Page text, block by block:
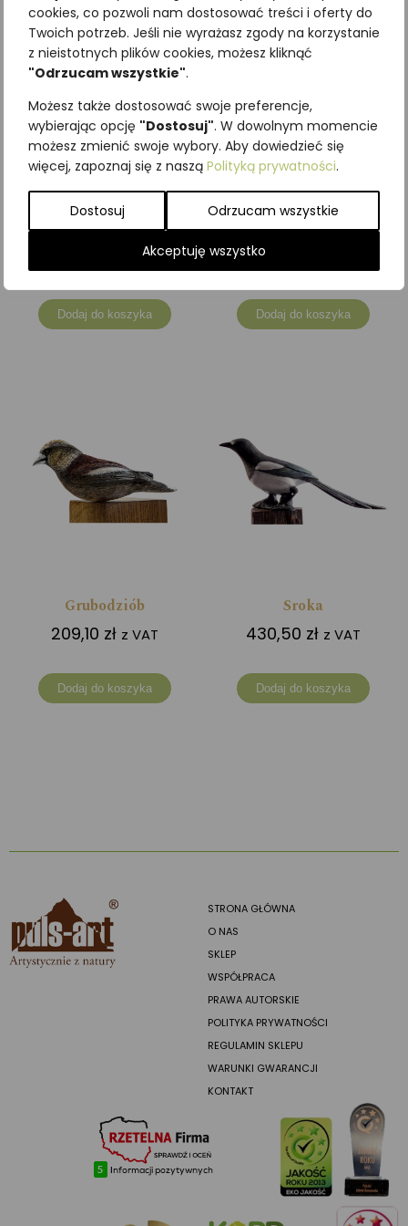
cookies, co pozwoli nam dostosować treści i oferty do
Twoich potrzeb. Jeśli nie wyrażasz zgody na korzystanie
z nieistotnych plików cookies, możesz kliknąć
"Odrzucam wszystkie".
Możesz także dostosować swoje preferencje,
wybierając opcję "Dostosuj". W dowolnym momencie
możesz zmienić swoje wybory. Aby dowiedzieć się
więcej, zapoznaj się z naszą Polityką prywatności.
Dostosuj Odrzucam wszystkie
Akceptuję wszystko
Drozd śpiewak
z VAT
Dodaj do koszyka
Wilga
246,00
Dodaj do koszyka
Grubodziób
209,10 zł z VAT
Dodaj do koszyka
Sroka
430,50 zł z VAT
Dodaj do koszyka
STRONA GŁÓWNA
O NAS
SKLEP
WSPÓŁPRACA
PRAWA AUTORSKIE
POLITYKA PRYWATNOŚCI
REGULAMIN SKLEPU
WARUNKI GWARANCJI
KONTAKT